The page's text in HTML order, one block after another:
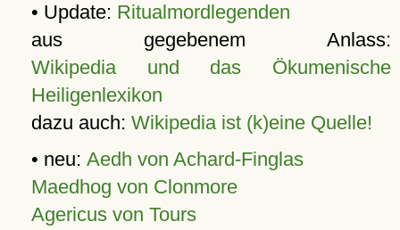
• Update: Ritualmordlegenden
aus gegebenem Anlass:
Wikipedia und das Ökumenische
Heiligenlexikon
dazu auch: Wikipedia ist (k)eine Quelle!
• neu: Aedh von Achard-Finglas
Maedhog von Clonmore
Agericus von Tours